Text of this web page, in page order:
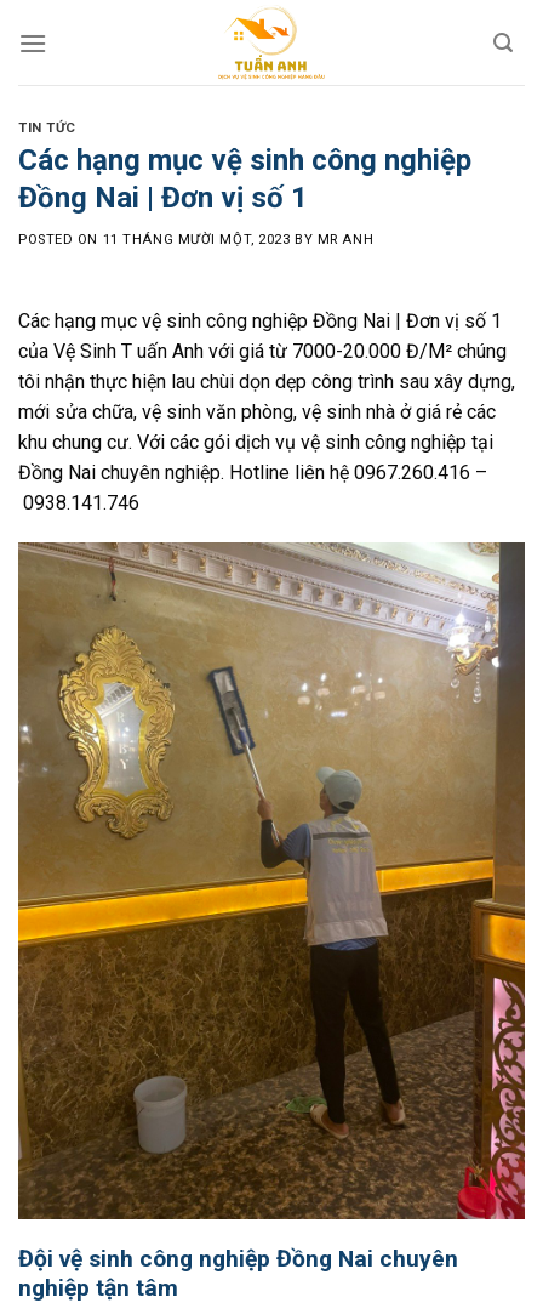
TIN TỨC
Các hạng mục vệ sinh công nghiệp
Đồng Nai | Đơn vị số 1
POSTED ON 11 THÁNG MƯỜI MỘT, 2023 BY MR ANH
Các hạng mục vệ sinh công nghiệp Đồng Nai | Đơn vị số 1
của Vệ Sinh T uấn Anh với giá từ 7000-20.000 Đ/M² chúng
tôi nhận thực hiện lau chùi dọn dẹp công trình sau xây dựng,
mới sửa chữa, vệ sinh văn phòng, vệ sinh nhà ở giá rẻ các
khu chung cư. Với các gói dịch vụ vệ sinh công nghiệp tại
Đồng Nai chuyên nghiệp. Hotline liên hệ 0967.260.416 –
0938.141.746
Đội vệ sinh công nghiệp Đồng Nai chuyên
nghiệp tận tâm